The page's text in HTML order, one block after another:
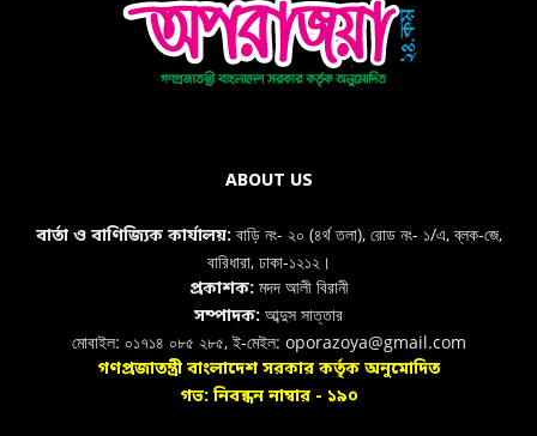
ABOUT US
বার্তা ও বাণিজ্যিক কার্যালয়: বাড়ি নং- ২০ (৪র্থ তলা), রোড নং- ১/এ, ব্লক-জে,
বারিধারা, ঢাকা-১২১২।
প্রকাশক:মদদ আলী বিরানী
সম্পাদক: আব্দুস সাত্তার
মোবাইল: ০১৭১৪ ০৮৫ ২৮৫, ই-মেইল: oporazoya@gmail.com
গণপ্রজাতন্ত্রী বাংলাদেশ সরকার কর্তৃক অনুমোদিত
গভ: নিবন্ধন নাম্বার - ১৯০